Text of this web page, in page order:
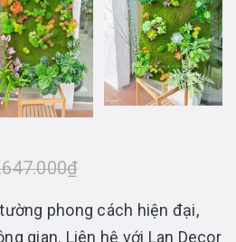
phong cách hiện đại,
gian. Liên hệ với Lan Decor